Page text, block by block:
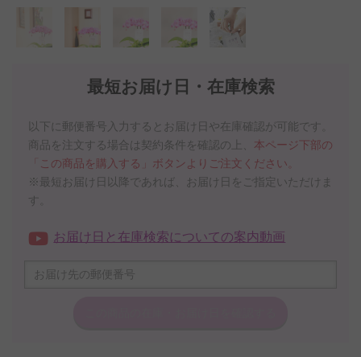
最短お届け日・在庫検索
以下に郵便番号入力するとお届け日や在庫確認が可能です。
商品を注文する場合は契約条件を確認の上、 本ページ下部の
「この商品を購入する」ボタンよりご注文ください。
※最短お届け日以降であれば、お届け日をご指定いただけま
す。
お届け日と在庫検索についての案内動画